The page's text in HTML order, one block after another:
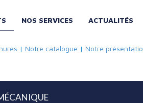
NOS SERVICES ACTUALITÉS
| Notre catalogue | Notre